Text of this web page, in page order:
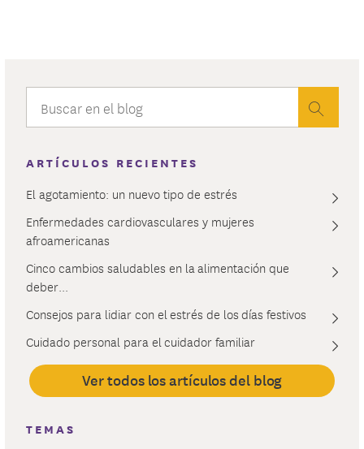
ARTÍCULOS RECIENTES
El agotamiento: un nuevo tipo de estrés
Enfermedades cardiovasculares y mujeres
afroamericanas
Cinco cambios saludables en la alimentación que
deber...
Consejos para lidiar con el estrés de los días festivos
Cuidado personal para el cuidador familiar
Ver todos los artículos del blog
TEMAS